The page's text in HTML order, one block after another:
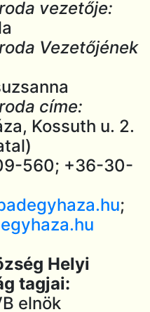
vezetője:
Vezetőjének
címe:
Kossuth u. 2.
560; +36-30-
;
Helyi
tagjai:
elnök